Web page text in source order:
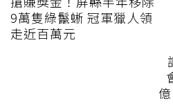
9萬隻綠鬣蜥 冠軍獵人領
走近百萬元